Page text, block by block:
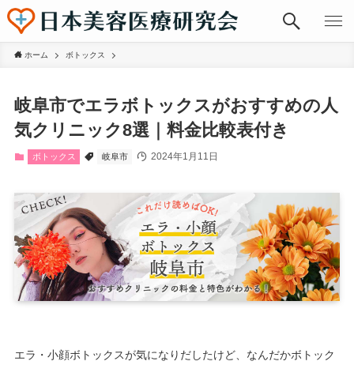
ホーム ボトックス
岐阜市でエラボトックスがおすすめの人
気クリニック8選｜料金比較表付き
ボトックス 岐阜市 2024年1月11日
エラ・小顔ボトックスが気になりだしたけど、なんだかボトック